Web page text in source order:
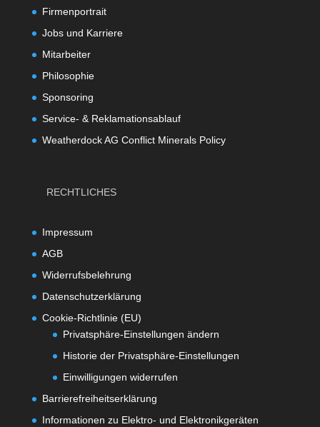
Firmenportrait
Jobs und Karriere
Mitarbeiter
Philosophie
Sponsoring
Service- & Reklamationsablauf
Weatherdock AG Conflict Minerals Policy
RECHTLICHES
Impressum
AGB
Widerrufsbelehrung
Datenschutzerklärung
Cookie-Richtlinie (EU)
Privatsphäre-Einstellungen ändern
Historie der Privatsphäre-Einstellungen
Einwilligungen widerrufen
Barrierefreiheitserklärung
Informationen zu Elektro- und Elektronikgeräten